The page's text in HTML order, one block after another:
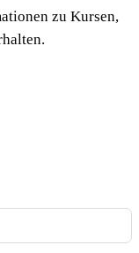
zu Kursen,